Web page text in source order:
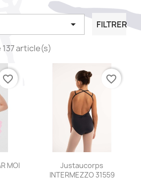
 FILTRER
article(s)
MOI
favorite_border
Aperçu rapide
Justaucorps
INTERMEZZO 31559
favorite_border